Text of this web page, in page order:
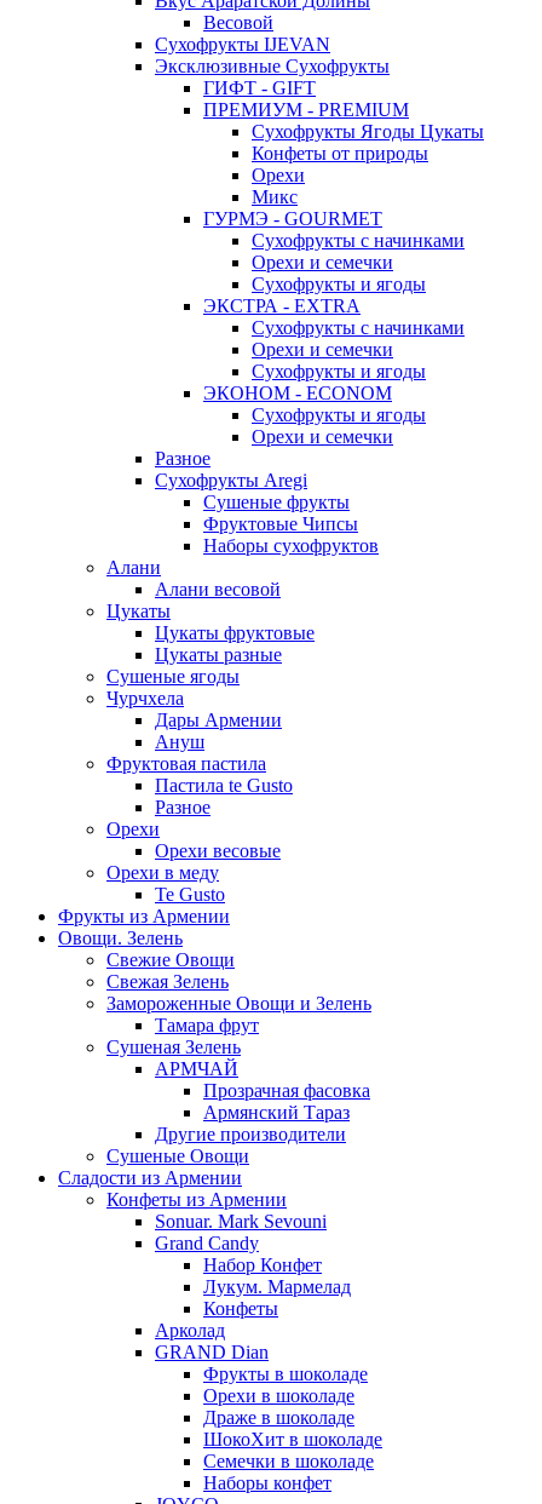
Весовой
Сухофрукты IJEVAN
Эксклюзивные Сухофрукты
ГИФТ - GIFT
ПРЕМИУМ - PREMIUM
Сухофрукты Ягоды Цукаты
Конфеты от природы
Орехи
Микс
ГУРМЭ - GOURMET
Сухофрукты с начинками
Орехи и семечки
Сухофрукты и ягоды
ЭКСТРА - EXTRA
Сухофрукты с начинками
Орехи и семечки
Сухофрукты и ягоды
ЭКОНОМ - ECONOM
Сухофрукты и ягоды
Орехи и семечки
Разное
Сухофрукты Aregi
Сушеные фрукты
Фруктовые Чипсы
Наборы сухофруктов
Алани
Алани весовой
Цукаты
Цукаты фруктовые
Цукаты разные
Сушеные ягоды
Чурчхела
Дары Армении
Ануш
Фруктовая пастила
Пастила te Gusto
Разное
Орехи
Орехи весовые
Орехи в меду
Te Gusto
Фрукты из Армении
Овощи. Зелень
Свежие Овощи
Свежая Зелень
Замороженные Овощи и Зелень
Тамара фрут
Сушеная Зелень
АРМЧАЙ
Прозрачная фасовка
Армянский Тараз
Другие производители
Сушеные Овощи
Сладости из Армении
Конфеты из Армении
Sonuar. Mark Sevouni
Grand Candy
Набор Конфет
Лукум. Мармелад
Конфеты
Арколад
GRAND Dian
Фрукты в шоколаде
Орехи в шоколаде
Драже в шоколаде
ШокоХит в шоколаде
Семечки в шоколаде
Наборы конфет